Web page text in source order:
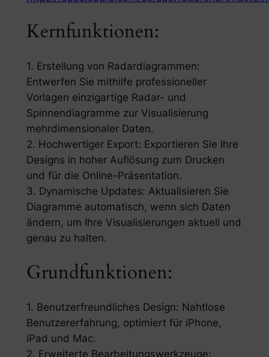
Kernfunktionen:
1. Erstellung von Radardiagrammen:
Entwerfen Sie mithilfe professioneller
Vorlagen einzigartige Radar- und
Spinnendiagramme zur Visualisierung
mehrdimensionaler Daten.
2. Hochwertiger Export: Exportieren Sie Ihre
Designs in hoher Auflösung zum Drucken
und für die Online-Präsentation.
3. Dynamische Updates: Aktualisieren Sie
Diagramme automatisch, wenn sich Daten
ändern, um Ihre Visualisierungen aktuell und
genau zu halten.
Grundfunktionen:
1. Benutzerfreundliches Design: Nahtlose
Benutzererfahrung, optimiert für iPhone,
iPad und Mac.
2. Erweiterte Bearbeitungswerkzeuge: